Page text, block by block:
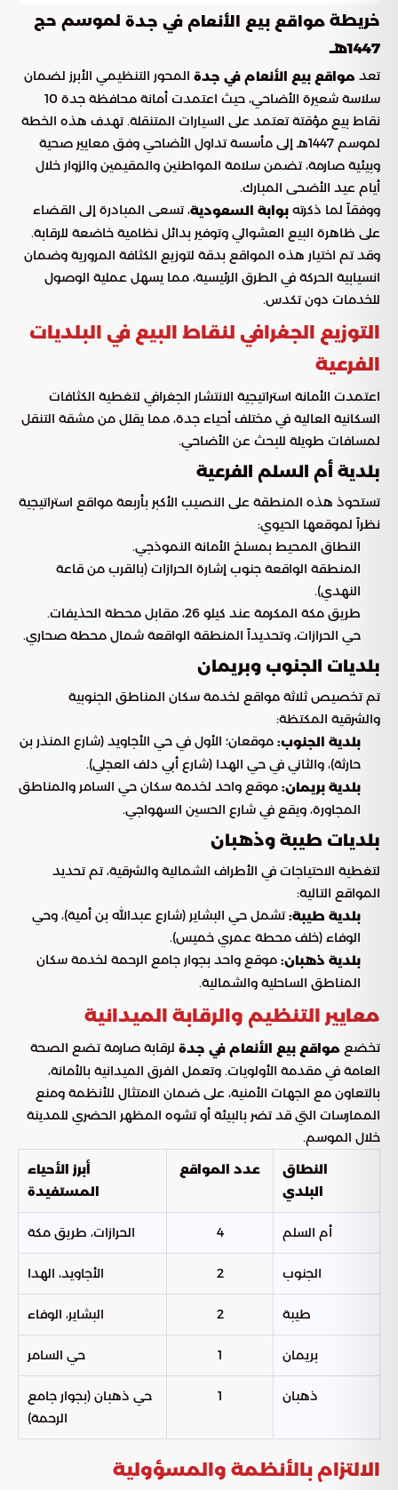
خريطة مواقع بيع الأنعام في جدة لموسم حج
1447هـ
تعد مواقع بيع الأنعام في جدة المحور التنظيمي الأبرز لضمان
سلاسة شعيرة الأضاحي، حيث اعتمدت أمانة محافظة جدة 10
نقاط بيع مؤقتة تعتمد على السيارات المتنقلة. تهدف هذه الخطة
لموسم 1447هـ إلى مأسسة تداول الأضاحي وفق معايير صحية
وبيئية صارمة، تضمن سلامة المواطنين والمقيمين والزوار خلال
أيام عيد الأضحى المبارك.
ووفقاً لما ذكرته بوابة السعودية، تسعى المبادرة إلى القضاء
على ظاهرة البيع العشوائي وتوفير بدائل نظامية خاضعة للرقابة.
وقد تم اختيار هذه المواقع بدقة لتوزيع الكثافة المرورية وضمان
انسيابية الحركة في الطرق الرئيسية، مما يسهل عملية الوصول
للخدمات دون تكدس.
التوزيع الجغرافي لنقاط البيع في البلديات
الفرعية
اعتمدت الأمانة استراتيجية الانتشار الجغرافي لتغطية الكثافات
السكانية العالية في مختلف أحياء جدة، مما يقلل من مشقة التنقل
لمسافات طويلة للبحث عن الأضاحي.
بلدية أم السلم الفرعية
تستحوذ هذه المنطقة على النصيب الأكبر بأربعة مواقع استراتيجية
نظراً لموقعها الحيوي:
النطاق المحيط بمسلخ الأمانة النموذجي.
المنطقة الواقعة جنوب إشارة الحرازات (بالقرب من قاعة
النهدي).
طريق مكة المكرمة عند كيلو 26، مقابل محطة الحذيفات.
حي الحرازات، وتحديداً المنطقة الواقعة شمال محطة صحاري.
بلديات الجنوب وبريمان
تم تخصيص ثلاثة مواقع لخدمة سكان المناطق الجنوبية
والشرقية المكتظة:
بلدية الجنوب: موقعان؛ الأول في حي الأجاويد (شارع المنذر بن
حارثة)، والثاني في حي الهدا (شارع أبي دلف العجلي).
بلدية بريمان: موقع واحد لخدمة سكان حي السامر والمناطق
المجاورة، ويقع في شارع الحسين السهواجي.
بلديات طيبة وذهبان
لتغطية الاحتياجات في الأطراف الشمالية والشرقية، تم تحديد
المواقع التالية:
بلدية طيبة:تشمل حي البشاير (شارع عبدالله بن أمية)، وحي
الوفاء (خلف محطة عمري خميس).
بلدية ذهبان: موقع واحد بجوار جامع الرحمة لخدمة سكان
المناطق الساحلية والشمالية.
معايير التنظيم والرقابة الميدانية
تخضع مواقع بيع الأنعام في جدة لرقابة صارمة تضع الصحة
العامة في مقدمة الأولويات. وتعمل الفرق الميدانية بالأمانة،
بالتعاون مع الجهات الأمنية، على ضمان الامتثال للأنظمة ومنع
الممارسات التي قد تضر بالبيئة أو تشوه المظهر الحضري للمدينة
خلال الموسم.
النطاق
البلدي
عدد المواقع
أبرز الأحياء
المستفيدة
أم السلم 4 الحرازات، طريق مكة
الجنوب 2 الأجاويد، الهدا
طيبة 2 البشاير، الوفاء
بريمان 1 حي السامر
ذهبان 1
حي ذهبان (بجوار جامع
الرحمة)
الالتزام بالأنظمة والمسؤولية